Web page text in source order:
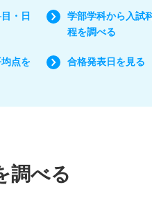
・日
学部学科から入試
程を調べる
点を
合格発表日を見る
調べる